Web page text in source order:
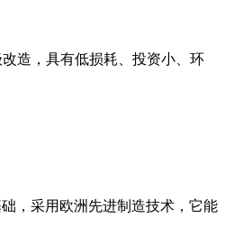
造，具有低损耗、投资小、环
，采用欧洲先进制造技术，它能